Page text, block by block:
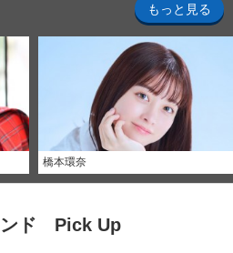
もっと見る
橋本環奈
ンド Pick Up